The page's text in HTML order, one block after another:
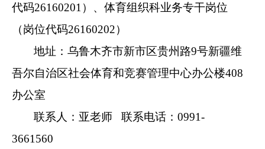
代码26160201）、体育组织科业务专干岗位
（岗位代码26160202）
地址：乌鲁木齐市新市区贵州路9号新疆维
吾尔自治区社会体育和竞赛管理中心办公楼408
办公室
联系人：亚老师 联系电话：0991-
3661560